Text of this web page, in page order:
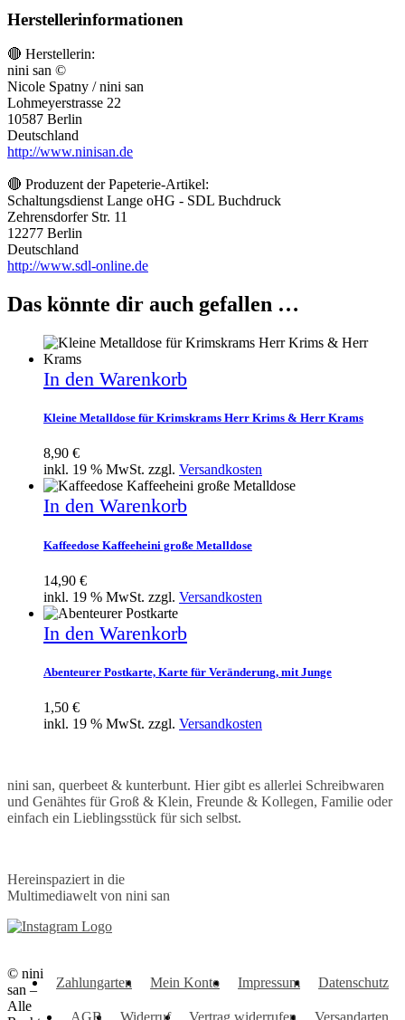
Herstellerinformationen
🔴 Herstellerin:
nini san ©
Nicole Spatny / nini san
Lohmeyerstrasse 22
10587 Berlin
Deutschland
http://www.ninisan.de
🔴 Produzent der Papeterie-Artikel:
Schaltungsdienst Lange oHG - SDL Buchdruck
Zehrensdorfer Str. 11
12277 Berlin
Deutschland
http://www.sdl-online.de
Das könnte dir auch gefallen …
In den Warenkorb
Kleine Metalldose für Krimskrams Herr Krims & Herr Krams
8,90 €
inkl. 19 % MwSt. zzgl. Versandkosten
In den Warenkorb
Kaffeedose Kaffeeheini große Metalldose
14,90 €
inkl. 19 % MwSt. zzgl. Versandkosten
In den Warenkorb
Abenteurer Postkarte, Karte für Veränderung, mit Junge
1,50 €
inkl. 19 % MwSt. zzgl. Versandkosten
nini san, querbeet & kunterbunt. Hier gibt es allerlei Schreibwaren
und Genähtes für Groß & Klein, Freunde & Kollegen, Familie oder
einfach ein Lieblingsstück für sich selbst.
Hereinspaziert in die
Multimediawelt von nini san
Datenschutz
Impressum
Mein Konto
Zahlungarten
Versandarten
Vertrag widerrufen
Widerruf
AGB
© nini
san –
Alle